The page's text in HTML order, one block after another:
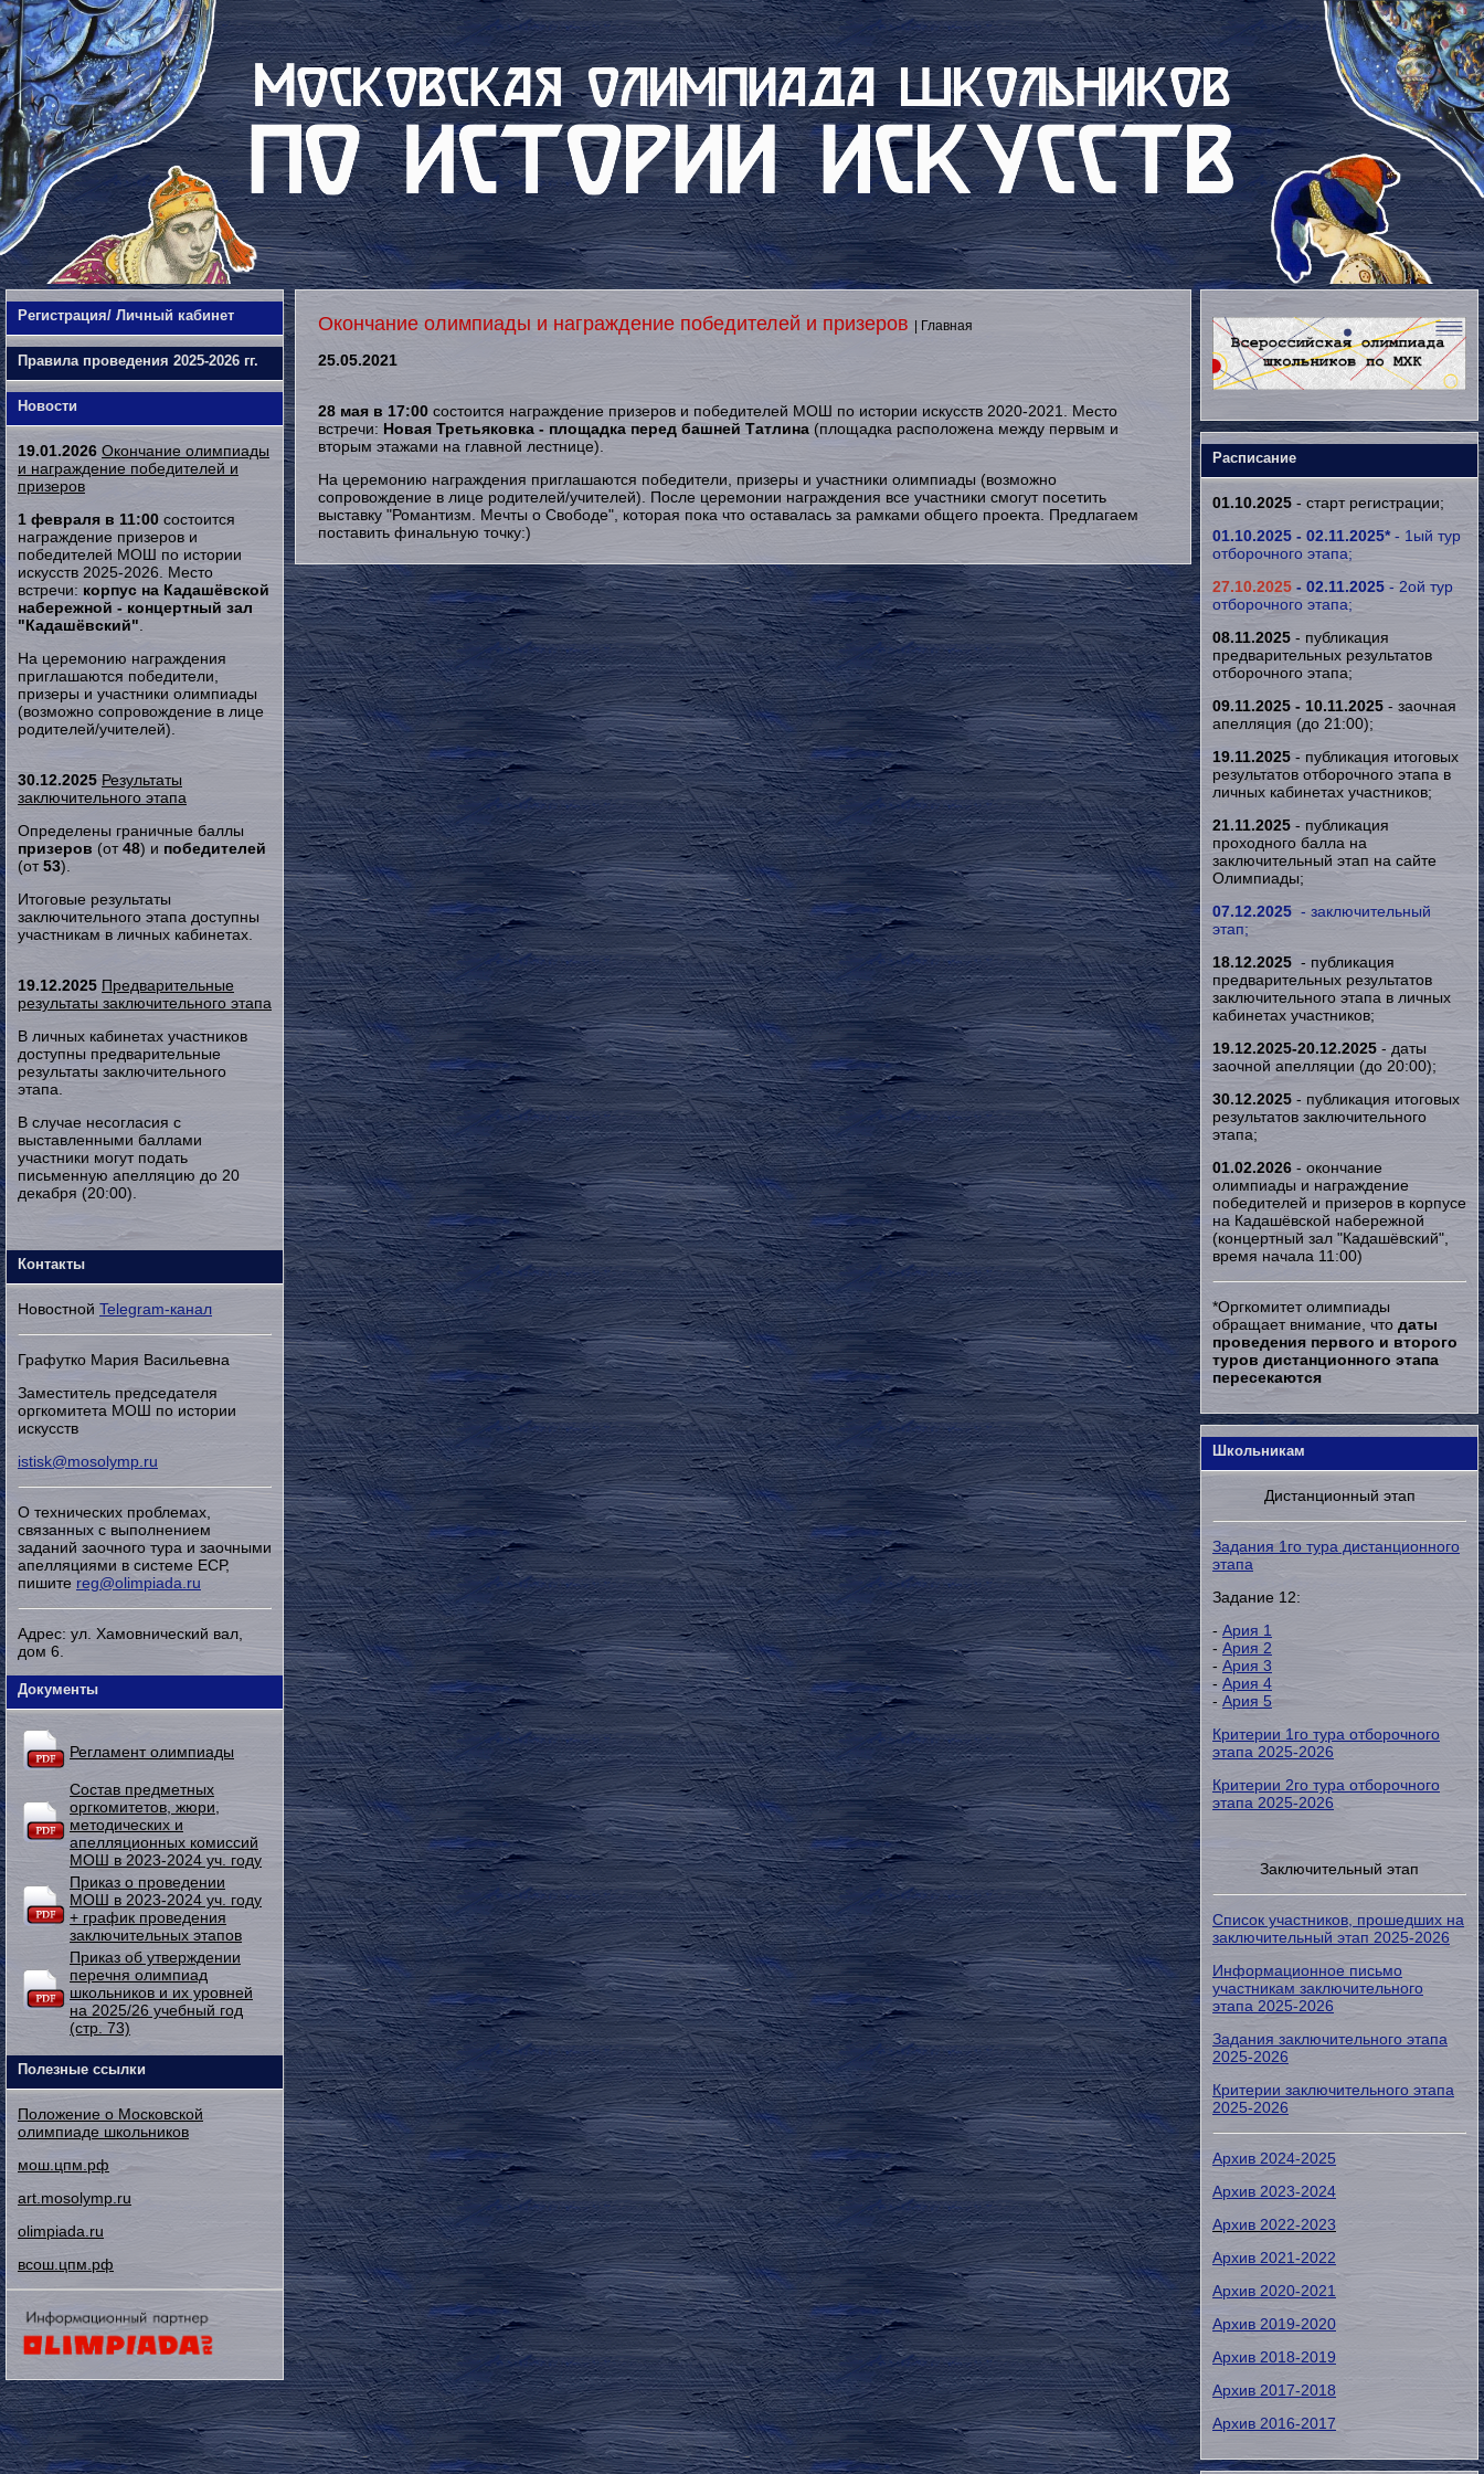
Регистрация/ Личный кабинет
Правила проведения 2025-2026 гг.
Новости
19.01.2026 Окончание олимпиады
и награждение победителей и
призеров
1 февраля в 11:00 состоится
награждение призеров и
победителей МОШ по истории
искусств 2025-2026. Место
встречи: корпус на Кадашёвской
набережной - концертный зал
"Кадашёвский"
На церемонию награждения
приглашаются победители,
призеры и участники олимпиады
(возможно сопровождение в лице
родителей/учителей).
30.12.2025 Результаты
заключительного этапа
Определены граничные баллы
призеров (от48) и победителей
(от53).
Итоговые результаты
заключительного этапа доступны
участникам в личных кабинетах.
19.12.2025 Предварительные
результаты заключительного этапа
В личных кабинетах участников
доступны предварительные
результаты заключительного
этапа.
В случае несогласия с
выставленными баллами
участники могут подать
письменную апелляцию до 20
декабря (20:00).
Контакты
Новостной Telegram-канал
Графутко Мария Васильевна
Заместитель председателя
оргкомитета МОШ по истории
искусств
istisk@mosolymp.ru
О технических проблемах,
связанных с выполнением
заданий заочного тура и заочными
апелляциями в системе ЕСР,
пишите reg@olimpiada.ru
Адрес: ул. Хамовнический вал,
дом 6.
Документы
Регламент олимпиады
Состав предметных
оргкомитетов, жюри,
методических и
апелляционных комиссий
МОШ в 2023-2024 уч. году
Приказ о проведении
МОШ в 2023-2024 уч. году
+ график проведения
заключительных этапов
Приказ об утверждении
перечня олимпиад
школьников и их уровней
на 2025/26 учебный год
(стр. 73)
Полезные ссылки
Положение о Московской
олимпиаде школьников
мош.цпм.рф
art.mosolymp.ru
olimpiada.ru
всош.цпм.рф
Окончание олимпиады и награждение победителей и призеров | Главная
25.05.2021
28 мая в 17:00 состоится награждение призеров и победителей МОШ по истории искусств 2020-2021. Место
встречи: Новая Третьяковка - площадка перед башней Татлина (площадка расположена между первым и
вторым этажами на главной лестнице).
На церемонию награждения приглашаются победители, призеры и участники олимпиады (возможно
сопровождение в лице родителей/учителей). После церемонии награждения все участники смогут посетить
выставку "Романтизм. Мечты о Свободе", которая пока что оставалась за рамками общего проекта. Предлагаем
поставить финальную точку:)
Расписание
01.10.2025 - старт регистрации;
01.10.2025 - 02.11.2025*- 1ый тур
отборочного этапа;
27.10.2025 - 02.11.2025 - 2ой тур
отборочного этапа;
08.11.2025 - публикация
предварительных результатов
отборочного этапа;
09.11.2025 - 10.11.2025 - заочная
апелляция (до 21:00);
19.11.2025- публикация итоговых
результатов отборочного этапа в
личных кабинетах участников;
21.11.2025 - публикация
проходного балла на
заключительный этап на сайте
Олимпиады;
07.12.2025 - заключительный
этап;
18.12.2025 - публикация
предварительных результатов
заключительного этапа в личных
кабинетах участников;
19.12.2025-20.12.2025 - даты
заочной апелляции (до 20:00);
30.12.2025 - публикация итоговых
результатов заключительного
этапа;
01.02.2026 - окончание
олимпиады и награждение
победителей и призеров в корпусе
на Кадашёвской набережной
(концертный зал "Кадашёвский",
время начала 11:00)
*Оргкомитет олимпиады
обращает внимание, что даты
проведения первого и второго
туров дистанционного этапа
пересекаются
Школьникам
Дистанционный этап
Задания 1го тура дистанционного
этапа
Задание 12:
- Ария 1
- Ария 2
- Ария 3
- Ария 4
- Ария 5
Критерии 1го тура отборочного
этапа 2025-2026
Критерии 2го тура отборочного
этапа 2025-2026
Заключительный этап
Список участников, прошедших на
заключительный этап 2025-2026
Информационное письмо
участникам заключительного
этапа 2025-2026
Задания заключительного этапа
2025-2026
Критерии заключительного этапа
2025-2026
Архив 2024-2025
Архив 2023-2024
Архив 2022-2023
Архив 2021-2022
Архив 2020-2021
Архив 2019-2020
Архив 2018-2019
Архив 2017-2018
Архив 2016-2017